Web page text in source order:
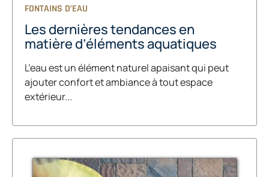
FONTAINS D’EAU
Les dernières tendances en
matière d’éléments aquatiques
L’eau est un élément naturel apaisant qui peut
ajouter confort et ambiance à tout espace
extérieur...